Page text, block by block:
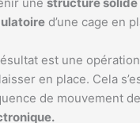
d’une cage en
est une
en place. Cela
de mouvement